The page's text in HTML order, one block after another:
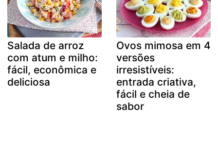
Salada de arroz
com atum e milho:
fácil, econômica e
deliciosa
Ovos mimosa em 4
versões
irresistíveis:
entrada criativa,
fácil e cheia de
sabor